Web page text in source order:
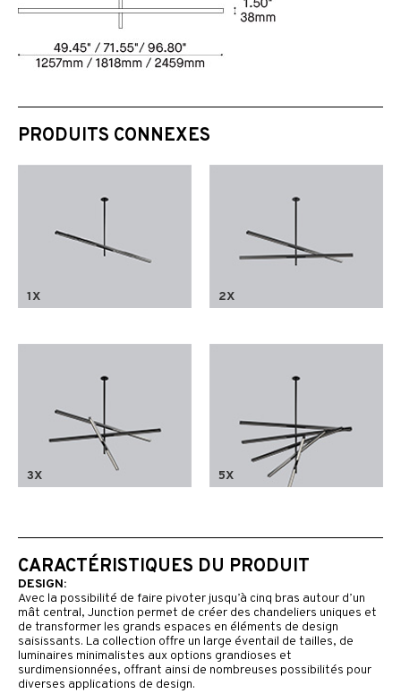
PRODUITS CONNEXES
1X 2X
3X 5X
CARACTÉRISTIQUES DU PRODUIT
DESIGN:
Avec la possibilité de faire pivoter jusqu’à cinq bras autour d’un
mât central, Junction permet de créer des chandeliers uniques et
de transformer les grands espaces en éléments de design
saisissants. La collection offre un large éventail de tailles, de
luminaires minimalistes aux options grandioses et
surdimensionnées, offrant ainsi de nombreuses possibilités pour
diverses applications de design.